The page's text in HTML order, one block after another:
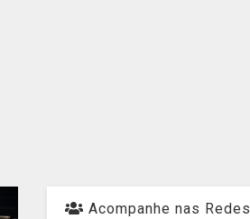
Acompanhe nas Redes